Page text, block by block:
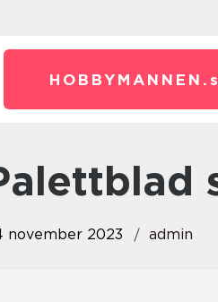
HOBBYMANNEN.
november 2023 admin